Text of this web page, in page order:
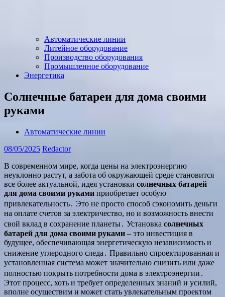
Автоматические линии
Литейное оборудование
Производство оборудования
Промышленное оборудование
Энергетика
Солнечные батареи для дома своими
руками
Автоматические линии
08/05/2025 Redactor
В современном мире, когда цены на электроэнергию
неуклонно растут, а забота об окружающей среде становится
все более актуальной, идея установки солнечных батарей
для дома своими руками приобретает особую
привлекательность․ Это не просто способ сэкономить деньги
на оплате счетов за электричество, но и возможность внести
свой вклад в сохранение планеты․ Установка солнечных
батарей для дома своими руками – это инвестиция в
будущее, обеспечивающая энергетическую независимость и
снижение углеродного следа․ Правильно спроектированная и
установленная система может значительно снизить или даже
полностью покрыть потребности дома в электроэнергии․
Этот процесс, хоть и требует определенных знаний и усилий,
вполне осуществим и может стать увлекательным проектом